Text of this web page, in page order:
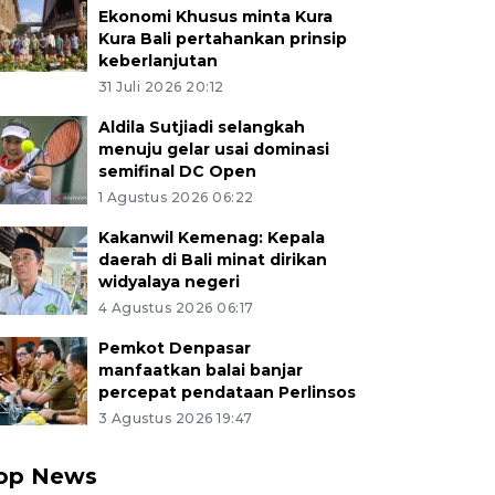
Ekonomi Khusus minta Kura
Kura Bali pertahankan prinsip
keberlanjutan
31 Juli 2026 20:12
Aldila Sutjiadi selangkah
menuju gelar usai dominasi
semifinal DC Open
1 Agustus 2026 06:22
Kakanwil Kemenag: Kepala
daerah di Bali minat dirikan
widyalaya negeri
4 Agustus 2026 06:17
Pemkot Denpasar
manfaatkan balai banjar
percepat pendataan Perlinsos
3 Agustus 2026 19:47
News